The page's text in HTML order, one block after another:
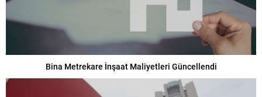
Bina Metrekare İnşaat Maliyetleri Güncellendi